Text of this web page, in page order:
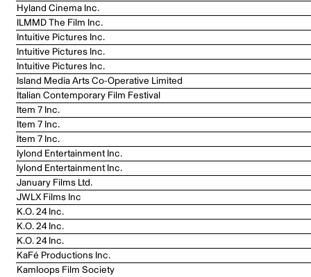
Hyland Cinema Inc.
ILMMD The Film Inc.
Intuitive Pictures Inc.
Intuitive Pictures Inc.
Intuitive Pictures Inc.
Island Media Arts Co-Operative Limited
Italian Contemporary Film Festival
Item 7 Inc.
Item 7 Inc.
Item 7 Inc.
Iylond Entertainment Inc.
Iylond Entertainment Inc.
January Films Ltd.
JWLX Films Inc
K.O. 24 Inc.
K.O. 24 Inc.
K.O. 24 Inc.
KaFé Productions Inc.
Kamloops Film Society